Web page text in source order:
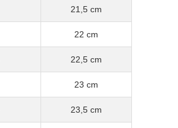
21,5 cm
22 cm
22,5 cm
23 cm
23,5 cm